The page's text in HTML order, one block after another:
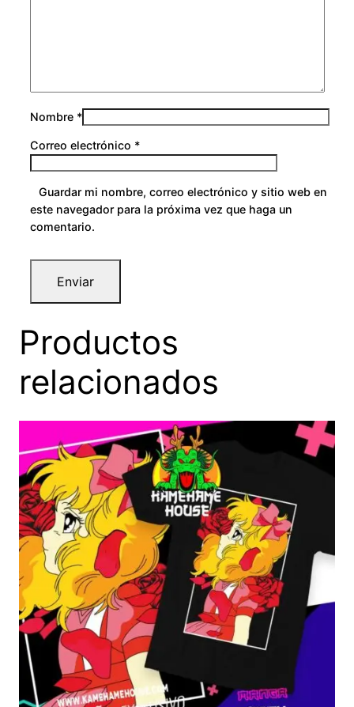
Nombre *
Correo electrónico *
Guardar mi nombre, correo electrónico y sitio web en
este navegador para la próxima vez que haga un
comentario.
Productos
relacionados